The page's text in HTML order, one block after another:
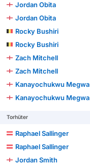
Jordan Obita
Jordan Obita
Rocky Bushiri
Rocky Bushiri
Zach Mitchell
Zach Mitchell
Kanayochukwu Megwa
Kanayochukwu Megwa
Torhüter
Raphael Sallinger
Raphael Sallinger
Jordan Smith